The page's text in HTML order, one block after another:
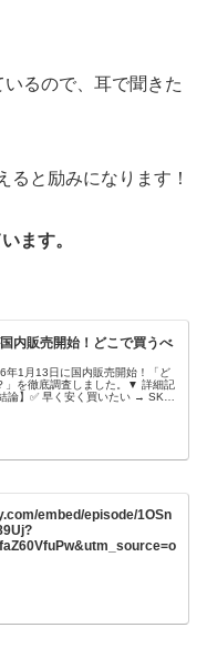
るので、耳で聞きた
ると励みになります！
ます。
内販売開始！どこで買うべ
1月13日に国内販売開始！「ど
」を徹底調査しました。▼ 詳細記
論】✅ 早く安く買いたい → SK本
embed/episode/1OSn